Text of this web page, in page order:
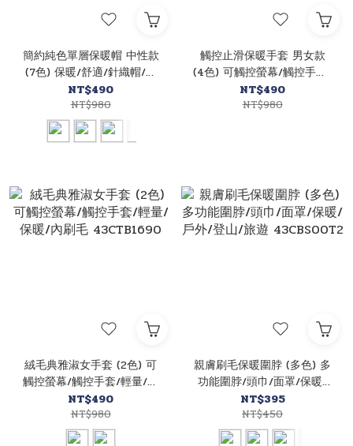
簡約純色單層保暖帽 中性款
(7色) 保暖/舒適/針織帽/經
典百搭/旅遊 41JIU8010
NT$490
NT$980
觸控止滑保暖手套 男女款
(4色) 可觸控螢幕/觸控手套/
防滑/防風/防潑水/保暖/內
刷毛 43CTB1490A、B
NT$490
NT$980
絨毛典雅淑女手套 (2色) 可
觸控螢幕/觸控手套/輕量/保
暖/內刷毛 43CTB1690
NT$490
NT$980
親膚刷毛保暖圍脖 (多色) 多
功能圍脖/頭巾/面罩/保暖/
戶外/登山/旅遊
43CBS00T2
NT$395
NT$450